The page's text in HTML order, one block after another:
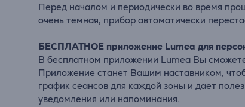
Перед началом и периодически во время
очень темная, прибор автоматически
БЕСПЛАТНОЕ приложение Lumea для
В бесплатном приложении Lumea Вы
Приложение станет Вашим наставником,
график сеансов для каждой зоны и дает
уведомления или напоминания.